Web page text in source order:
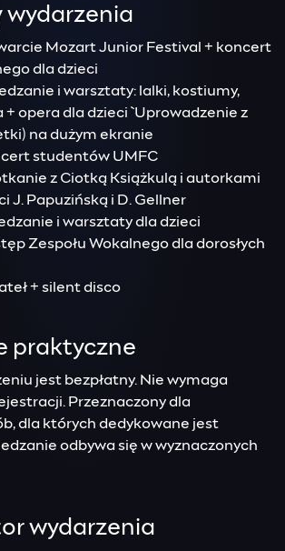
wydarzenia
Mozart Junior Festival + koncert
dla dzieci
i warsztaty: lalki, kostiumy,
opera dla dzieci `Uprowadzenie z
na dużym ekranie
studentów UMFC
z Ciotką Książkulą i autorkami
J. Papuzińską i D. Gellner
i warsztaty dla dzieci
Zespołu Wokalnego dla dorosłych
+ silent disco
praktyczne
jest bezpłatny. Nie wymaga
Przeznaczony dla
dla których dedykowane jest
odbywa się w wyznaczonych
wydarzenia